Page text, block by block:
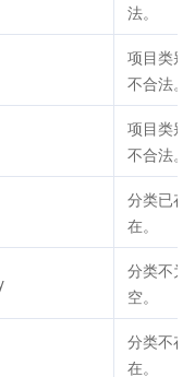
法。
项目类别
不合法。
项目类别
不合法。
分类已存
在。
分类不为
空。
分类不存
在。